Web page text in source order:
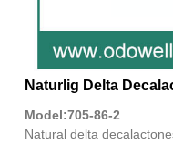
Naturlig Delta
Model:705-86-2
Natural delta